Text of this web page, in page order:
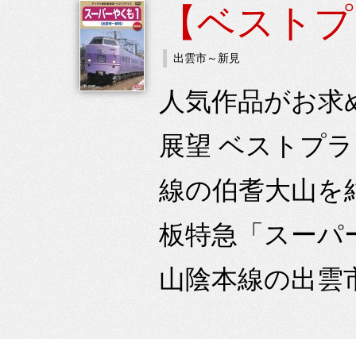
【ベスト
出雲市～新見
人気作品がお
展望 ベストプ
線の伯耆大山を
板特急「スーパ
山陰本線の出雲